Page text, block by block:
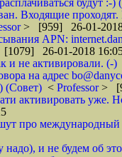
будут :-)
Входящие проходят.
> [959] 26-01-
APN:
26-01-2018
и не активировали. (-)
на адрес
(Совет) < Professor>
активировать уже.
про
надо), и не будем об